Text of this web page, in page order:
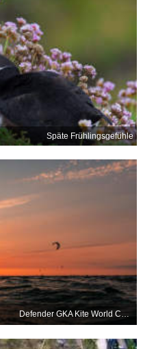
Späte Frühlingsgefühle
Defender GKA Kite World Cup Sylt